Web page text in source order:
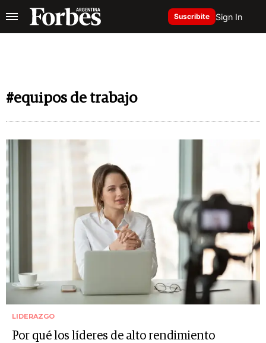
Suscribite Sign In
#equipos de trabajo
LIDERAZGO
Por qué los líderes de alto rendimiento